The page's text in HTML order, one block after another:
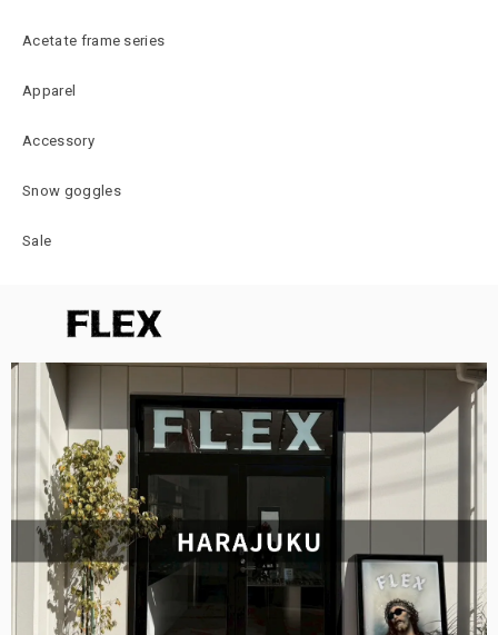
Acetate frame series
Apparel
Accessory
Snow goggles
Sale